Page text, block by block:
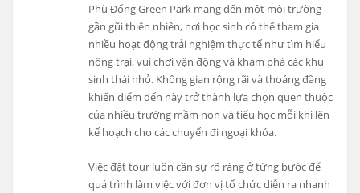
Phù Đổng Green Park mang đến một môi trường
gần gũi thiên nhiên, nơi học sinh có thể tham gia
nhiều hoạt động trải nghiệm thực tế như tìm hiểu
nông trại, vui chơi vận động và khám phá các khu
sinh thái nhỏ. Không gian rộng rãi và thoáng đãng
khiến điểm đến này trở thành lựa chọn quen thuộc
của nhiều trường mầm non và tiểu học mỗi khi lên
kế hoạch cho các chuyến đi ngoại khóa.
Việc đặt tour luôn cần sự rõ ràng ở từng bước để
quá trình làm việc với đơn vị tổ chức diễn ra nhanh